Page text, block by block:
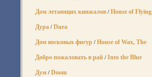
Дом летающих кинжалов / House of
Дура / Dura
Дом восковых фигур / House of Wax, The
Добро пожаловать в рай / Into the Blue
Дум / Doom